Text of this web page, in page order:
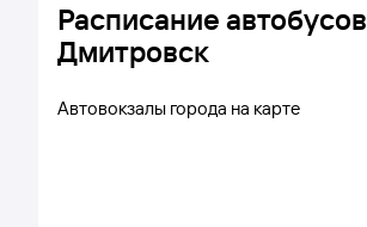
Расписание автобусов
Дмитровск
Автовокзалы города на карте